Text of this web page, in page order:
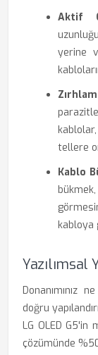
Aktif
yerine
tellere
Kablo
kabloya
Yazılımsal
Donanımınız
doğru
LG OLED
çözümünde